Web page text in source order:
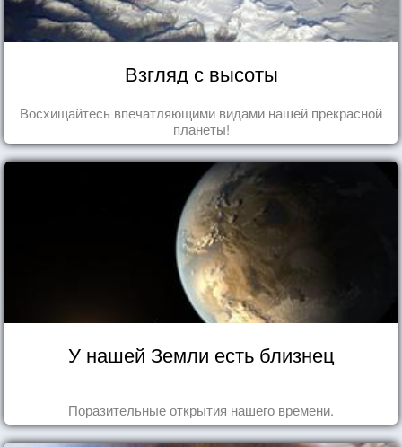
Взгляд с высоты
Восхищайтесь впечатляющими видами нашей прекрасной
планеты!
У нашей Земли есть близнец
Поразительные открытия нашего времени.